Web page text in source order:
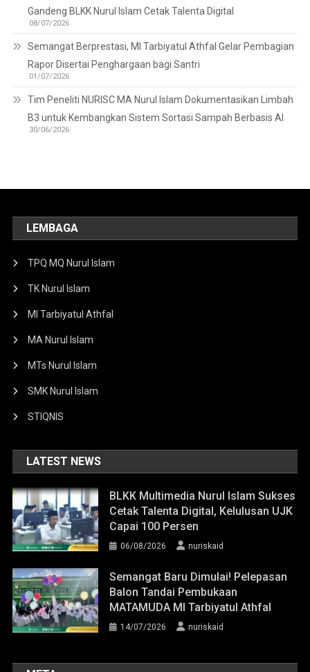
Gandeng BLKK Nurul Islam Cetak Talenta Digital
08/07/2026
Semangat Berprestasi, MI Tarbiyatul Athfal Gelar Pembagian
Rapor Disertai Penghargaan bagi Santri
01/07/2026
Tim Peneliti NURISC MA Nurul Islam Dokumentasikan Limbah
B3 untuk Kembangkan Sistem Sortasi Sampah Berbasis AI
30/06/2026
LEMBAGA
TPQ MQ Nurul Islam
TK Nurul Islam
MI Tarbiyatul Athfal
MA Nurul Islam
MTs Nurul Islam
SMK Nurul Islam
STIQNIS
LATEST NEWS
BLKK Multimedia Nurul Islam Sukses
Cetak Talenta Digital, Kelulusan UJK
Capai 100 Persen
06/08/2026 nuriskaid
Semangat Baru Dimulai! Pelepasan
Balon Tandai Pembukaan
MATAMUDA MI Tarbiyatul Athfal
14/07/2026 nuriskaid